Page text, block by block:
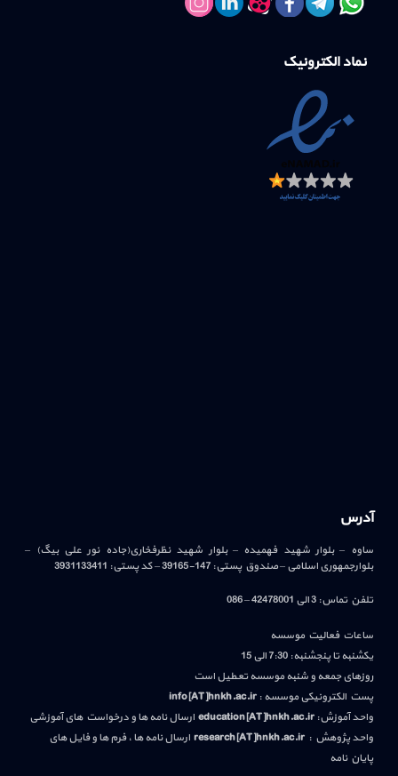
نماد الکترونیک
آدرس
ساوه – بلوار شهید فهمیده – بلوار شهید نظرفخاری(جاده نور علی بیگ) –
بلوارجمهوری اسلامی – صندوق پستی: 147-39165 – کد پستی: 3931133411
تلفن تماس: 3 الی 42478001 – 086
ساعات فعالیت موسسه
یکشنبه تا پنجشنبه: 7:30 الی 15
روزهای جمعه و شنبه موسسه تعطیل است
پست الکترونیکی موسسه :info[AT]hnkh.ac.ir
واحد آموزش:education[AT]hnkh.ac.ir ارسال نامه ها و درخواست های آموزشی
واحد پژوهش :research[AT]hnkh.ac.ir ارسال نامه ها ، فرم ها و فایل های
پایان نامه